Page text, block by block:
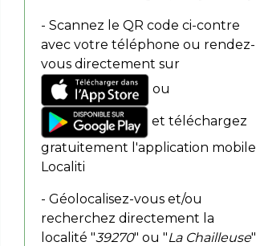
- Scannez le QR code ci-contre
avec votre téléphone ou rendez-
vous directement sur
ou
et téléchargez
gratuitement l'application mobile
Localiti
- Géolocalisez-vous et/ou
recherchez directement la
localité "39270" ou "La Chailleuse"